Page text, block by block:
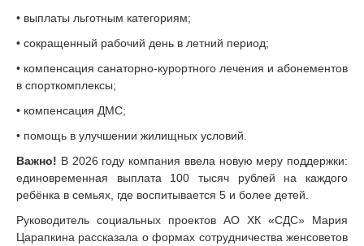
• выплаты льготным категориям;
• сокращенный рабочий день в летний период;
• компенсация санаторно-курортного лечения и абонементов
в спорткомплексы;
• компенсация ДМС;
• помощь в улучшении жилищных условий.
Важно! В 2026 году компания ввела новую меру поддержки:
единовременная выплата 100 тысяч рублей на каждого
ребёнка в семьях, где воспитывается 5 и более детей.
Руководитель социальных проектов АО ХК «СДС» Мария
Царапкина рассказала о формах сотрудничества женсоветов